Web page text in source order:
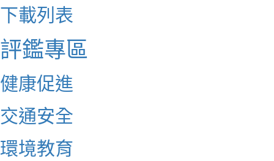
下載列表
評鑑專區
健康促進
交通安全
環境教育